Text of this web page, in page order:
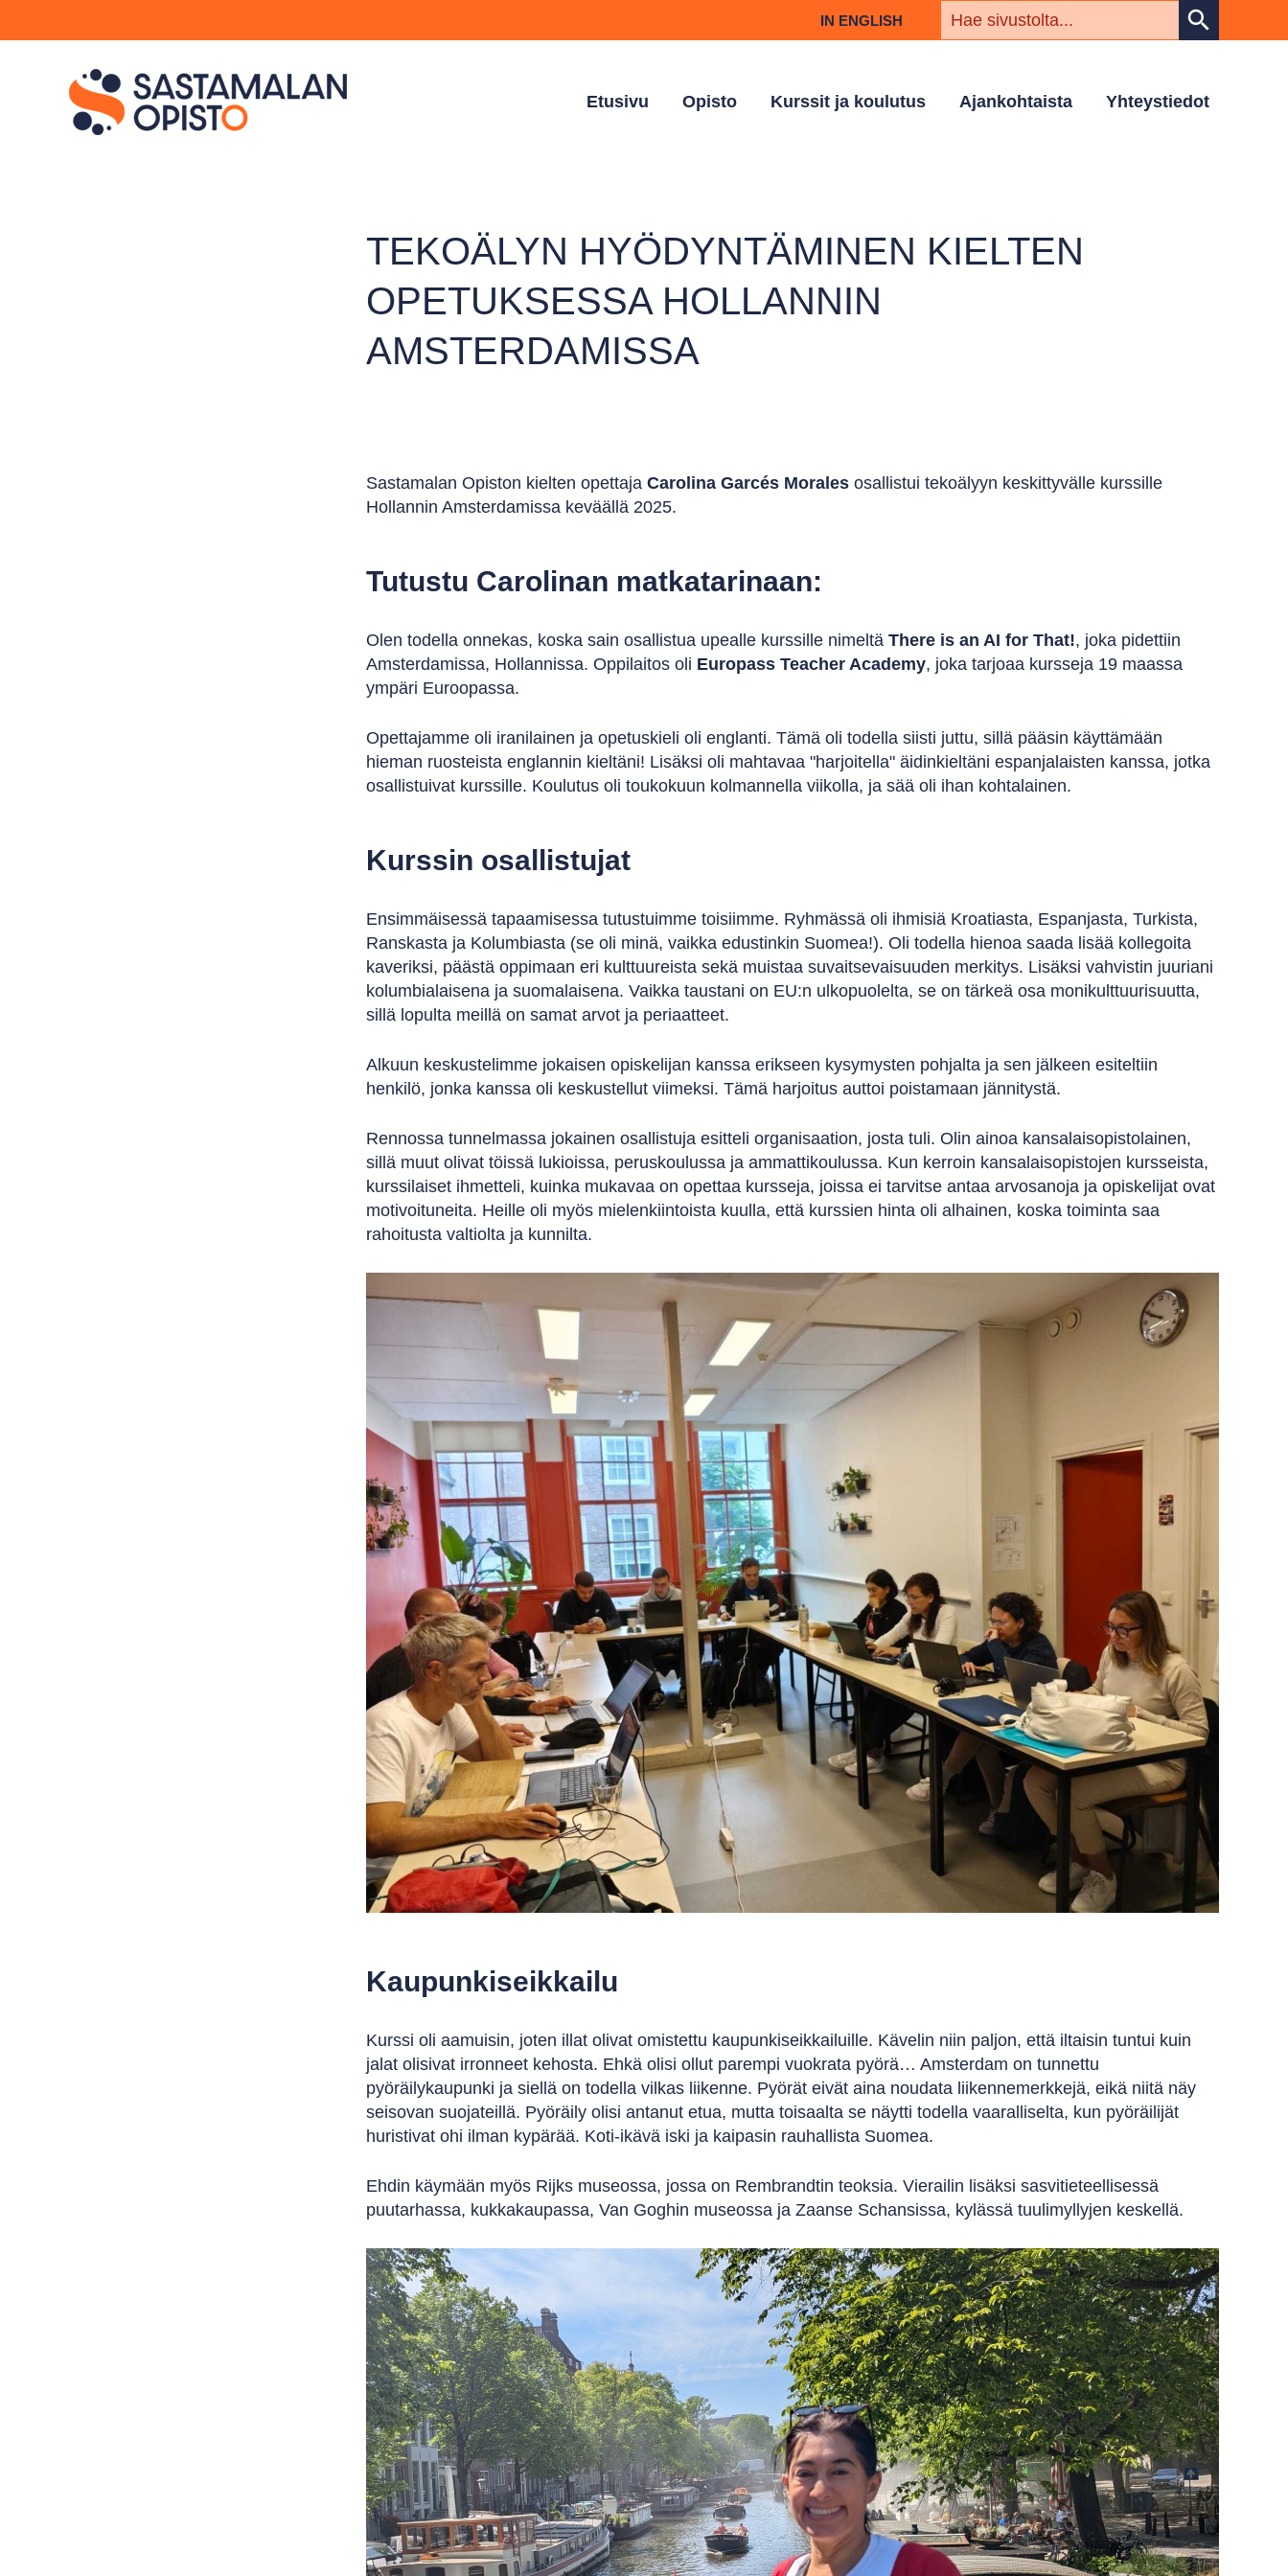
IN ENGLISH search
Etusivu Opisto Kurssit ja koulutus Ajankohtaista Yhteystiedot
TEKOÄLYN HYÖDYNTÄMINEN KIELTEN
OPETUKSESSA HOLLANNIN
AMSTERDAMISSA
Sastamalan Opiston kielten opettaja Carolina Garcés Morales osallistui tekoälyyn keskittyvälle kurssille
Hollannin Amsterdamissa keväällä 2025.
Tutustu Carolinan matkatarinaan:
Olen todella onnekas, koska sain osallistua upealle kurssille nimeltä There is an AI for That!, joka pidettiin
Amsterdamissa, Hollannissa. Oppilaitos oli Europass Teacher Academy, joka tarjoaa kursseja 19 maassa
ympäri Euroopassa.
Opettajamme oli iranilainen ja opetuskieli oli englanti. Tämä oli todella siisti juttu, sillä pääsin käyttämään
hieman ruosteista englannin kieltäni! Lisäksi oli mahtavaa "harjoitella" äidinkieltäni espanjalaisten kanssa, jotka
osallistuivat kurssille. Koulutus oli toukokuun kolmannella viikolla, ja sää oli ihan kohtalainen.
Kurssin osallistujat
Ensimmäisessä tapaamisessa tutustuimme toisiimme. Ryhmässä oli ihmisiä Kroatiasta, Espanjasta, Turkista,
Ranskasta ja Kolumbiasta (se oli minä, vaikka edustinkin Suomea!). Oli todella hienoa saada lisää kollegoita
kaveriksi, päästä oppimaan eri kulttuureista sekä muistaa suvaitsevaisuuden merkitys. Lisäksi vahvistin juuriani
kolumbialaisena ja suomalaisena. Vaikka taustani on EU:n ulkopuolelta, se on tärkeä osa monikulttuurisuutta,
sillä lopulta meillä on samat arvot ja periaatteet.
Alkuun keskustelimme jokaisen opiskelijan kanssa erikseen kysymysten pohjalta ja sen jälkeen esiteltiin
henkilö, jonka kanssa oli keskustellut viimeksi. Tämä harjoitus auttoi poistamaan jännitystä.
Rennossa tunnelmassa jokainen osallistuja esitteli organisaation, josta tuli. Olin ainoa kansalaisopistolainen,
sillä muut olivat töissä lukioissa, peruskoulussa ja ammattikoulussa. Kun kerroin kansalaisopistojen kursseista,
kurssilaiset ihmetteli, kuinka mukavaa on opettaa kursseja, joissa ei tarvitse antaa arvosanoja ja opiskelijat ovat
motivoituneita. Heille oli myös mielenkiintoista kuulla, että kurssien hinta oli alhainen, koska toiminta saa
rahoitusta valtiolta ja kunnilta.
Kaupunkiseikkailu
Kurssi oli aamuisin, joten illat olivat omistettu kaupunkiseikkailuille. Kävelin niin paljon, että iltaisin tuntui kuin
jalat olisivat irronneet kehosta. Ehkä olisi ollut parempi vuokrata pyörä… Amsterdam on tunnettu
pyöräilykaupunki ja siellä on todella vilkas liikenne. Pyörät eivät aina noudata liikennemerkkejä, eikä niitä näy
seisovan suojateillä. Pyöräily olisi antanut etua, mutta toisaalta se näytti todella vaaralliselta, kun pyöräilijät
huristivat ohi ilman kypärää. Koti-ikävä iski ja kaipasin rauhallista Suomea.
Ehdin käymään myös Rijks museossa, jossa on Rembrandtin teoksia. Vierailin lisäksi sasvitieteellisessä
puutarhassa, kukkakaupassa, Van Goghin museossa ja Zaanse Schansissa, kylässä tuulimyllyjen keskellä.